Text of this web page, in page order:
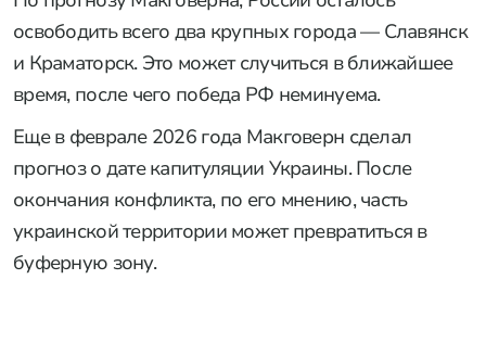
освободить всего два крупных города — Славянск
и Краматорск. Это может случиться в ближайшее
время, после чего победа РФ неминуема.
Еще в феврале 2026 года Макговерн сделал
прогноз о дате капитуляции Украины. После
окончания конфликта, по его мнению, часть
украинской территории может превратиться в
буферную зону.